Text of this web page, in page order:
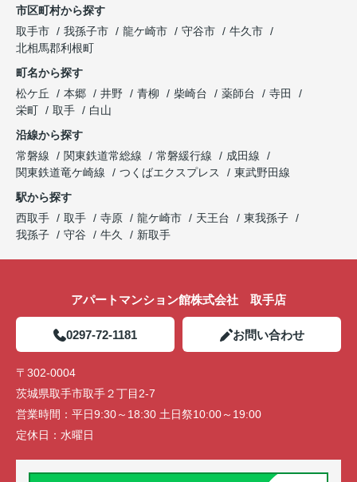
市区町村から探す
取手市
我孫子市 龍ケ崎市 守谷市
牛久市
北相馬郡利根町
町名から探す
松ケ丘
本郷 井野 青柳 柴崎台 薬師台
寺田
栄町
取手
白山
沿線から探す
常磐線
関東鉄道常総線 常磐緩行線
成田線
関東鉄道竜ケ崎線
つくばエクスプレス
東武野田線
駅から探す
西取手
取手 寺原 龍ケ崎市 天王台
東我孫子
我孫子
守谷 牛久 新取手
アパートマンション館株式会社 取手店
0297-72-1181 お問い合わせ
〒302-0004
茨城県取手市取手２丁目2-7
営業時間： 平日9:30～18:30 土日祭10:00～19:00
定休日： 水曜日